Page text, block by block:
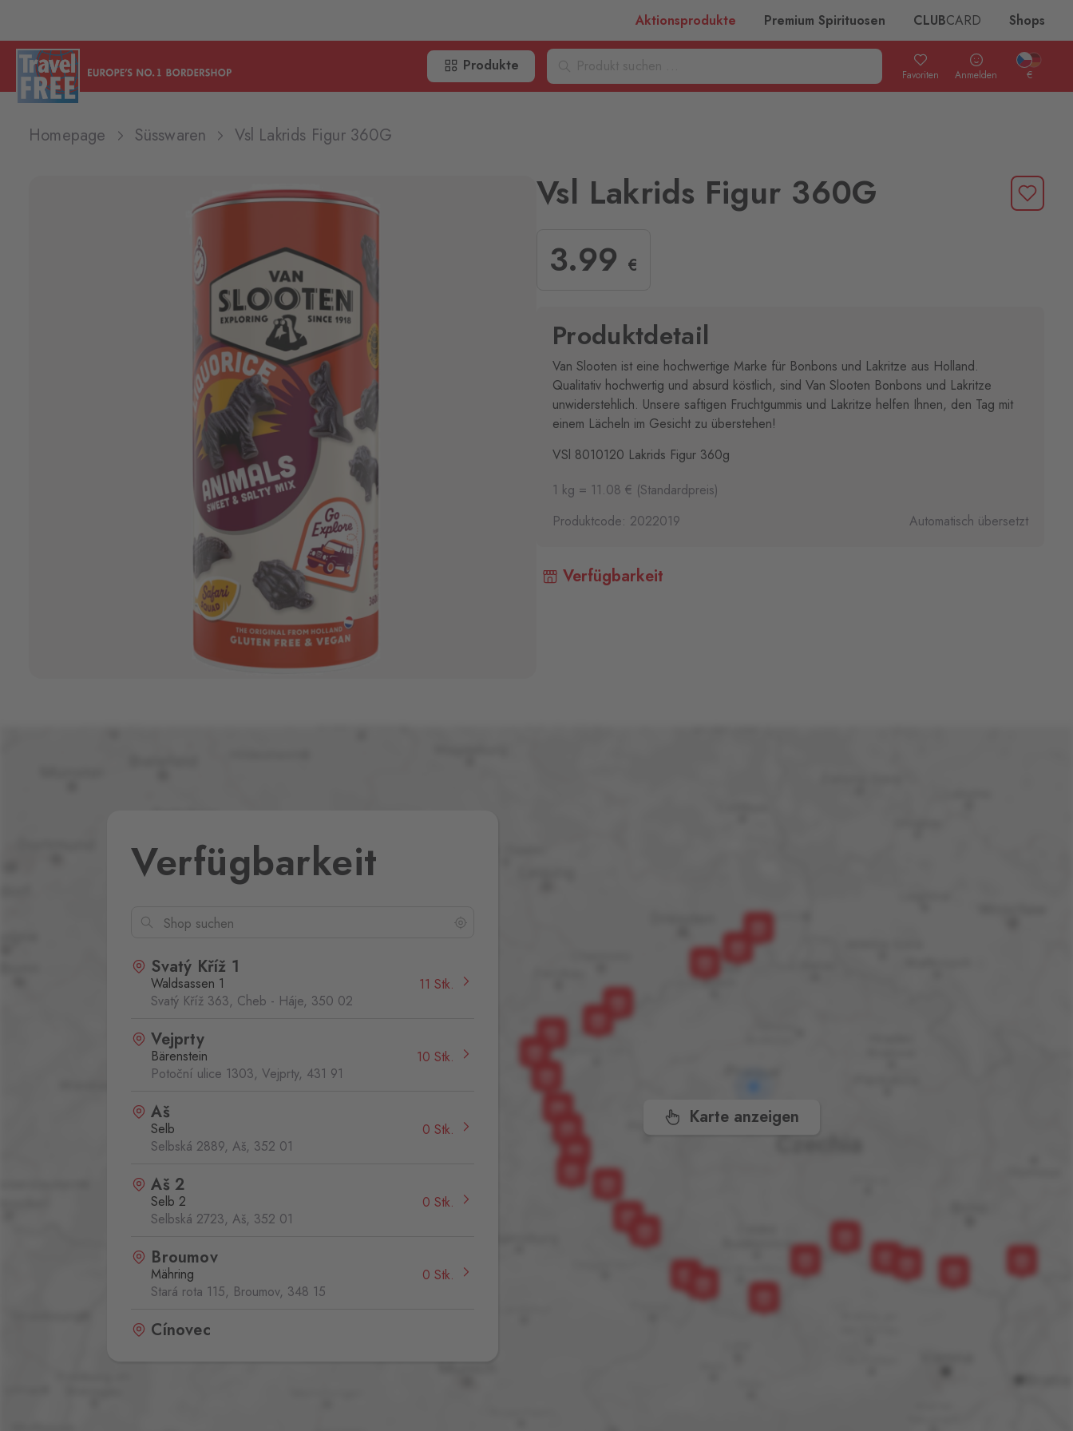
Aktionsprodukte Premium Spirituosen CLUBCARD Shops
Produkte
Favoriten Anmelden €
Homepage Süsswaren Vsl Lakrids Figur 360G
Vsl Lakrids Figur 360G
3.99 €
Produktdetail
Van Slooten ist eine hochwertige Marke für Bonbons und Lakritze aus Holland.
Qualitativ hochwertig und absurd köstlich, sind Van Slooten Bonbons und Lakritze
unwiderstehlich. Unsere saftigen Fruchtgummis und Lakritze helfen Ihnen, den Tag mit
einem Lächeln im Gesicht zu überstehen!
VSl 8010120 Lakrids Figur 360g
1 kg = 11.08 € (Standardpreis)
Produktcode: 2022019
Automatisch übersetzt
Verfügbarkeit
Karte anzeigen
Verfügbarkeit
Svatý Kříž 1
Waldsassen 1
Svatý Kříž 363, Cheb - Háje, 350 02
11 Stk.
Vejprty
Bärenstein
Potoční ulice 1303, Vejprty, 431 91
10 Stk.
Aš
Selb
Selbská 2889, Aš, 352 01
0 Stk.
Aš 2
Selb 2
Selbská 2723, Aš, 352 01
0 Stk.
Broumov
Mähring
Stará rota 115, Broumov, 348 15
0 Stk.
Cínovec